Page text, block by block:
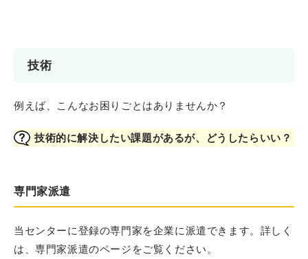
技術
例えば、こんなお困りごとはありませんか？
技術的に解決したい課題があるが、どうしたらいい？
専門家派遣
当センターに登録の専門家を企業に派遣できます。詳しく
は、専門家派遣のページをご覧ください。